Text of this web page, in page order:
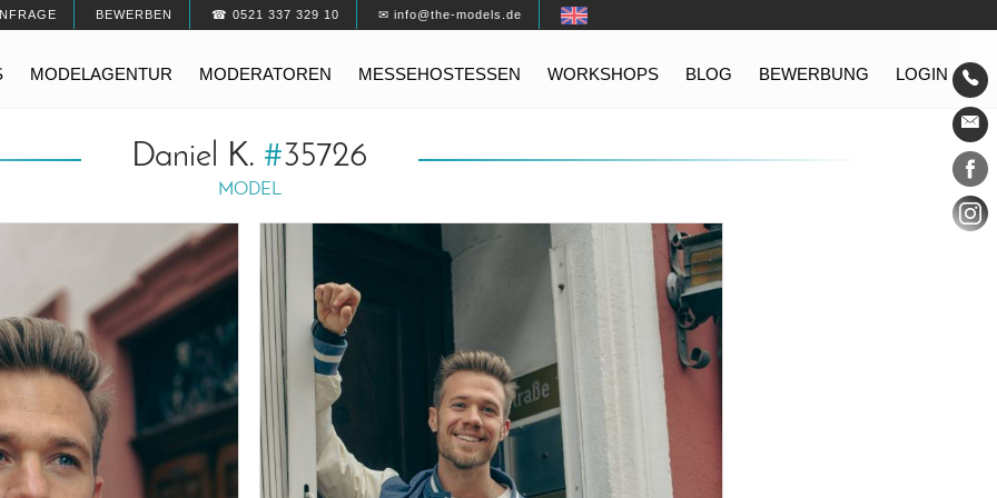
BEWERBEN ☎ 0521 337 329 10 ✉ info@the-models.de
MODELAGENTUR MODERATOREN MESSEHOSTESSEN WORKSHOPS BLOG BEWERBUNG LOGIN
Daniel K. #35726
MODEL